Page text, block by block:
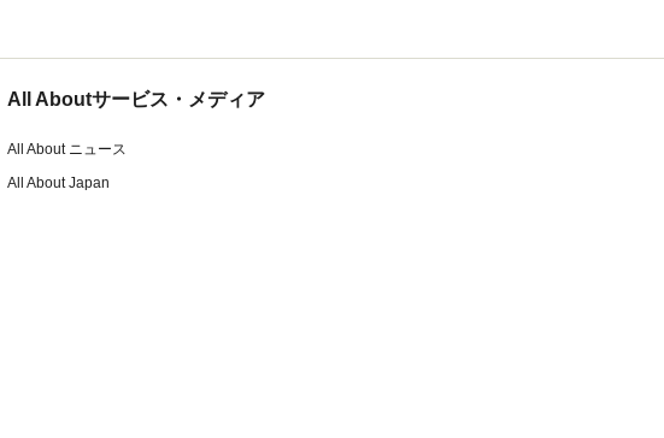
All Aboutサービス・メディア
All About ニュース
All About Japan